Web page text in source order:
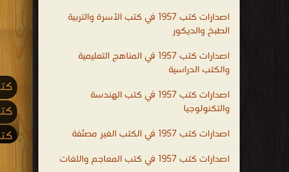
اصدارات كتب 1957 في كتب الأسرة والتربية
الطبخ والديكور
اصدارات كتب 1957 في المناهج التعليمية
والكتب الدراسية
اصدارات كتب 1957 في كتب الهندسة
والتكنولوجيا
اصدارات كتب 1957 في الكتب الغير مصنّفة
اصدارات كتب 1957 في كتب المعاجم واللغات